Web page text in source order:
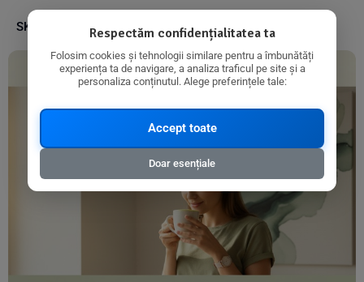
SKU: 3445020001601Respectăm confidențialitatea ta
Folosim cookies și tehnologii similare pentru a îmbunătăți
experiența ta de navigare, a analiza traficul pe site și a
personaliza conținutul. Alege preferințele tale:
Accept toate
Doar esențiale